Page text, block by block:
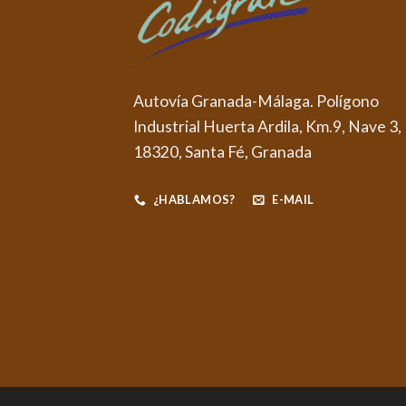
Autovía Granada-Málaga. Polígono
Industrial Huerta Ardila, Km.9, Nave 3,
18320, Santa Fé, Granada
¿HABLAMOS? E-MAIL